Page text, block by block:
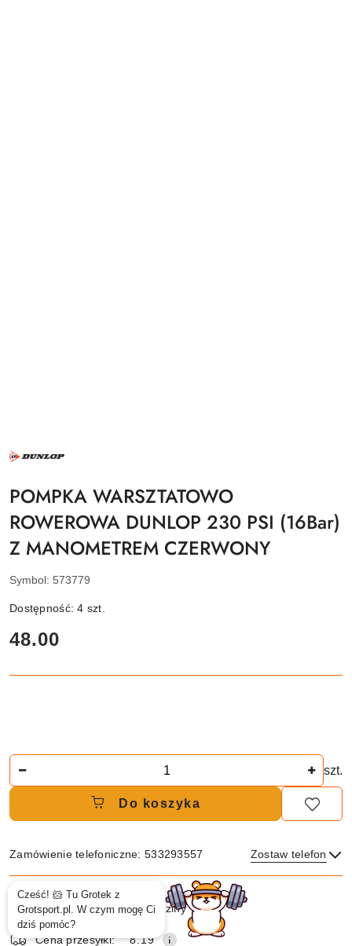
NAZWA
PRODUCENTA:
POMPKA WARSZTATOWO
ROWEROWA DUNLOP 230 PSI (16Bar)
Z MANOMETREM CZERWONY
Symbol: 573779
Dostępność:4 szt.
cena:
48.00
szt.
Do koszyka
Zamówienie telefoniczne: 533293557 Zostaw telefon
Wyślij
Dostępność
dostawa
Wysyłka w
ciągu:
24 godziny
Cena przesyłki: 8.19